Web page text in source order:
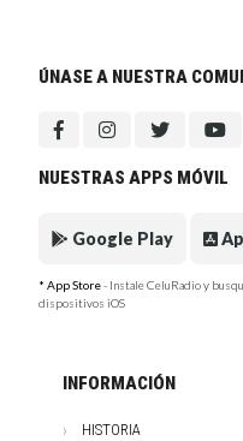
ÚNASE A NUESTRA
NUESTRAS APPS MÓVIL
Google Play
* App Store- Instale CeluRadio y
dispositivos iOS
INFORMACIÓN
HISTORIA